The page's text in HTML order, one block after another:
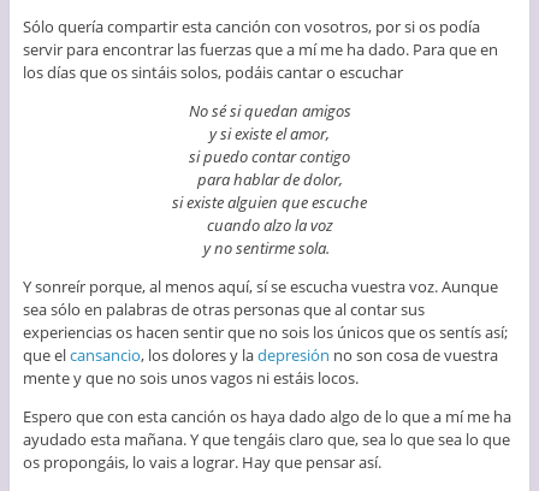
Sólo quería compartir esta canción con vosotros, por si os podía
servir para encontrar las fuerzas que a mí me ha dado. Para que en
los días que os sintáis solos, podáis cantar o escuchar
No sé si quedan amigos
y si existe el amor,
si puedo contar contigo
para hablar de dolor,
si existe alguien que escuche
cuando alzo la voz
y no sentirme sola.
Y sonreír porque, al menos aquí, sí se escucha vuestra voz. Aunque
sea sólo en palabras de otras personas que al contar sus
experiencias os hacen sentir que no sois los únicos que os sentís así;
que elcansancio, los dolores y ladepresión no son cosa de vuestra
mente y que no sois unos vagos ni estáis locos.
Espero que con esta canción os haya dado algo de lo que a mí me ha
ayudado esta mañana. Y que tengáis claro que, sea lo que sea lo que
os propongáis, lo vais a lograr. Hay que pensar así.